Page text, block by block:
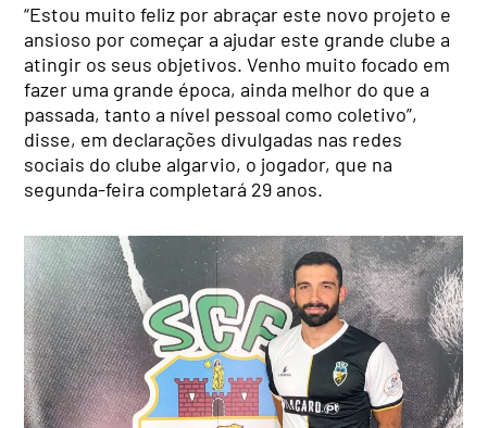
“Estou muito feliz por abraçar este novo projeto e
ansioso por começar a ajudar este grande clube a
atingir os seus objetivos. Venho muito focado em
fazer uma grande época, ainda melhor do que a
passada, tanto a nível pessoal como coletivo”,
disse, em declarações divulgadas nas redes
sociais do clube algarvio, o jogador, que na
segunda-feira completará 29 anos.